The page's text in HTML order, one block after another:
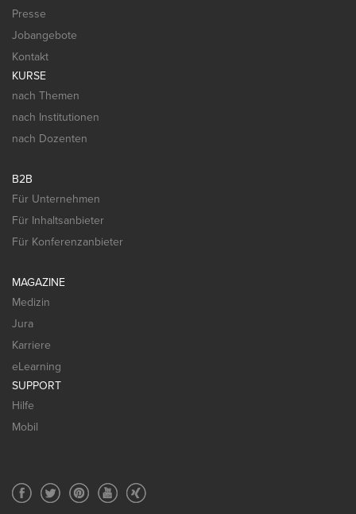
Presse
Jobangebote
Kontakt
KURSE
nach Themen
nach Institutionen
nach Dozenten
B2B
Für Unternehmen
Für Inhaltsanbieter
Für Konferenzanbieter
MAGAZINE
Medizin
Jura
Karriere
eLearning
SUPPORT
Hilfe
Mobil